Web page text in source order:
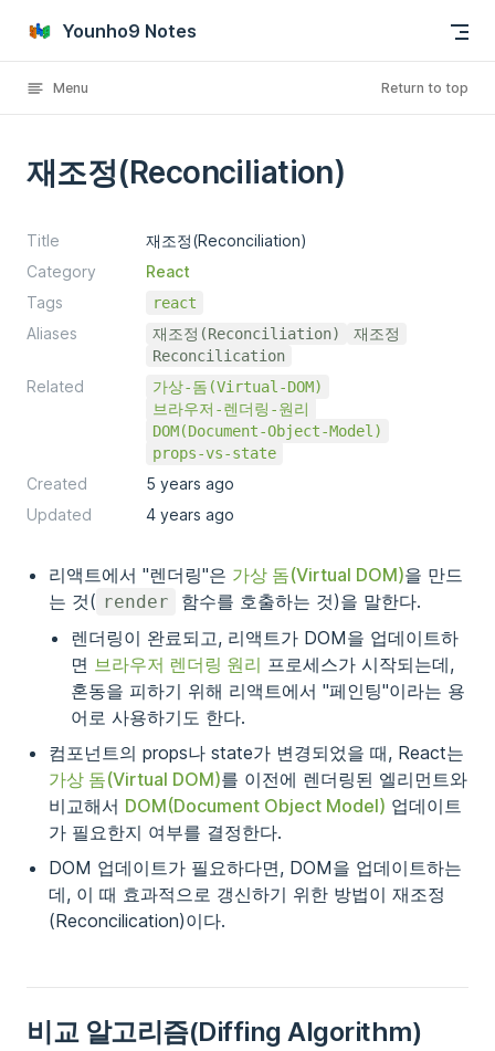
Skip to content
Younho9 Notes
Menu Return to top
재조정(Reconciliation)
Title
재조정(Reconciliation)
Category
React
Tags
react
Aliases 재조정(Reconciliation)
재조정
Reconcilication
Related
가상-돔(Virtual-DOM)
브라우저-렌더링-원리
DOM(Document-Object-Model)
props-vs-state
Created
5 years ago
Updated
4 years ago
리액트에서 "렌더링"은 가상 돔(Virtual DOM)을 만드
는 것( render
함수를 호출하는 것)을 말한다.
렌더링이 완료되고, 리액트가 DOM을 업데이트하
면 브라우저 렌더링 원리 프로세스가 시작되는데,
혼동을 피하기 위해 리액트에서 "페인팅"이라는 용
어로 사용하기도 한다.
컴포넌트의 props나 state가 변경되었을 때, React는
가상 돔(Virtual DOM)를 이전에 렌더링된 엘리먼트와
비교해서 DOM(Document Object Model) 업데이트
가 필요한지 여부를 결정한다.
DOM 업데이트가 필요하다면, DOM을 업데이트하는
데, 이 때 효과적으로 갱신하기 위한 방법이 재조정
(Reconcilication)이다.
비교 알고리즘(Diffing Algorithm)